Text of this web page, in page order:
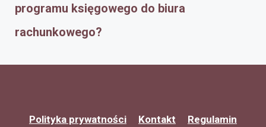
programu księgowego do biura
rachunkowego?
Polityka prywatności Kontakt Regulamin